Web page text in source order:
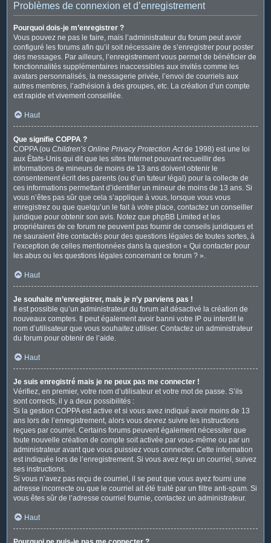
Problèmes de connexion et d’enregistrement
Pourquoi dois-je m’enregistrer ?
Vous pouvez ne pas le faire, mais l’administrateur du forum peut avoir
configuré les forums afin qu’il soit nécessaire de s’enregistrer pour poster
des messages. Par ailleurs, l’enregistrement vous permet de bénéficier de
fonctionnalités supplémentaires inaccessibles aux invités comme les
avatars personnalisés, la messagerie privée, l’envoi de courriels aux
autres membres, l’adhésion à des groupes, etc. La création d’un compte
est rapide et vivement conseillée.
Haut
Que signifie COPPA ?
COPPA (ou Children’s Online Privacy Protection Actde 1998) est une loi
aux États-Unis qui dit que les sites Internet pouvant recueillir des
informations de mineurs de moins de 13 ans doivent obtenir le
consentement écrit des parents (ou d’un tuteur légal) pour la collecte de
ces informations permettant d’identifier un mineur de moins de 13 ans. Si
vous n’êtes pas sûr que cela s’applique à vous, lorsque vous vous
enregistrez ou que quelqu’un le fait à votre place, contactez un conseiller
juridique pour obtenir son avis. Notez que phpBB Limited et les
propriétaires de ce forum ne peuvent pas fournir de conseils juridiques et
ne sauraient être contactés pour des questions légales de toutes sortes, à
l’exception de celles mentionnées dans la question « Qui contacter pour
les abus ou les questions légales concernant ce forum ? ».
Haut
Je souhaite m’enregistrer, mais je n’y parviens pas !
Il est possible qu’un administrateur du forum ait désactivé la création de
nouveaux comptes. Il peut également avoir banni votre IP ou interdit le
nom d’utilisateur que vous souhaitez utiliser. Contactez un administrateur
du forum pour obtenir de l’aide.
Haut
Je suis enregistré mais je ne peux pas me connecter !
Vérifiez, en premier, votre nom d’utilisateur et votre mot de passe. S’ils
sont corrects, il y a deux possibilités :
Si la gestion COPPA est active et si vous avez indiqué avoir moins de 13
ans lors de l’enregistrement, alors vous devrez suivre les instructions
reçues par courriel. Certains forums peuvent également nécessiter que
toute nouvelle création de compte soit activée par vous-même ou par un
administrateur avant que vous puissiez vous connecter. Cette information
est indiquée lors de l’enregistrement. Si vous avez reçu un courriel, suivez
ses instructions.
Si vous n’avez pas reçu de courriel, il se peut que vous ayez fourni une
adresse incorrecte ou que le courriel ait été traité par un filtre anti-spam. Si
vous êtes sûr de l’adresse courriel fournie, contactez un administrateur.
Haut